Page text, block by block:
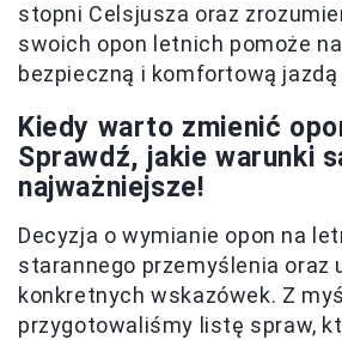
stopni Celsjusza oraz
swoich opon letnich pomoże
bezpieczną i komfortową
Kiedy warto zmienić
Sprawdź, jakie warunki
najważniejsze!
Decyzja o wymianie opon na
starannego przemyślenia oraz
konkretnych wskazówek. Z
przygotowaliśmy listę spraw,